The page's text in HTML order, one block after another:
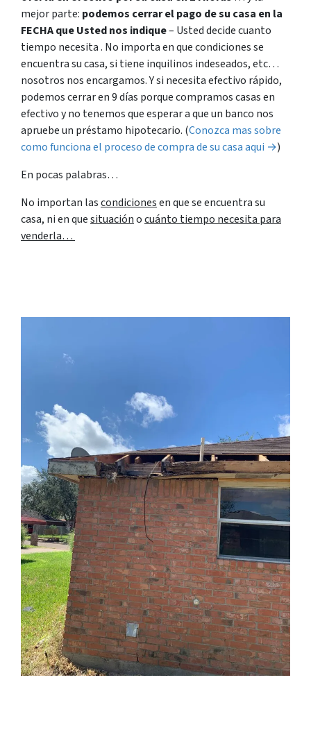
mejor parte: podemos cerrar el pago de su casa en la
FECHAque Usted nos indique– Usted decide cuanto
tiempo necesita . No importa en que condiciones se
encuentra su casa, si tiene inquilinos indeseados, etc…
nosotros nos encargamos. Y si necesita efectivo rápido,
podemos cerrar en 9 días porque compramos casas en
efectivo y no tenemos que esperar a que un banco nos
apruebe un préstamo hipotecario. (Conozca mas sobre
como funciona el proceso de compra de su casa aqui →)
En pocas palabras…
No importan lascondicionesen que se encuentra su
casa, ni en quesituaciónocuánto tiempo necesita para
venderla…